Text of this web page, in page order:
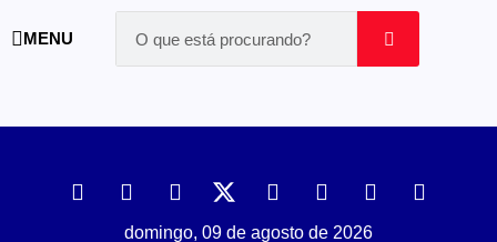
MENU
domingo, 09 de agosto de 2026